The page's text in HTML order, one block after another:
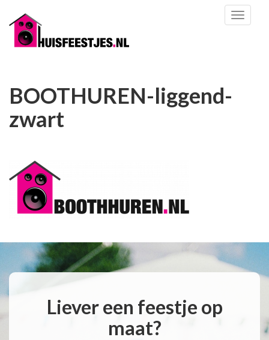
Toggle
BOOTHUREN-liggend-
zwart
Liever een feestje op
maat?